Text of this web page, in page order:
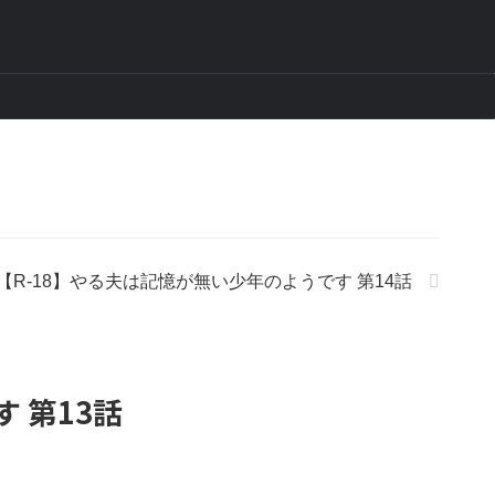
【R-18】やる夫は記憶が無い少年のようです 第14話
第13話